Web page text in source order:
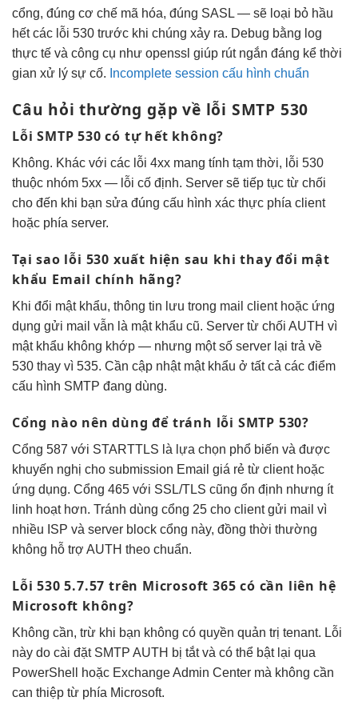
cổng, đúng cơ chế mã hóa, đúng SASL — sẽ loại bỏ hầu
hết các lỗi 530 trước khi chúng xảy ra. Debug bằng log
thực tế và công cụ như openssl giúp rút ngắn đáng kể thời
gian xử lý sự cố. Incomplete session cấu hình chuẩn
Câu hỏi thường gặp về lỗi SMTP 530
Lỗi SMTP 530 có tự hết không?
Không. Khác với các lỗi 4xx mang tính tạm thời, lỗi 530
thuộc nhóm 5xx — lỗi cố định. Server sẽ tiếp tục từ chối
cho đến khi bạn sửa đúng cấu hình xác thực phía client
hoặc phía server.
Tại sao lỗi 530 xuất hiện sau khi thay đổi mật
khẩu Email chính hãng?
Khi đổi mật khẩu, thông tin lưu trong mail client hoặc ứng
dụng gửi mail vẫn là mật khẩu cũ. Server từ chối AUTH vì
mật khẩu không khớp — nhưng một số server lại trả về
530 thay vì 535. Cần cập nhật mật khẩu ở tất cả các điểm
cấu hình SMTP đang dùng.
Cổng nào nên dùng để tránh lỗi SMTP 530?
Cổng 587 với STARTTLS là lựa chọn phổ biến và được
khuyến nghị cho submission Email giá rẻ từ client hoặc
ứng dụng. Cổng 465 với SSL/TLS cũng ổn định nhưng ít
linh hoạt hơn. Tránh dùng cổng 25 cho client gửi mail vì
nhiều ISP và server block cổng này, đồng thời thường
không hỗ trợ AUTH theo chuẩn.
Lỗi 530 5.7.57 trên Microsoft 365 có cần liên hệ
Microsoft không?
Không cần, trừ khi bạn không có quyền quản trị tenant. Lỗi
này do cài đặt SMTP AUTH bị tắt và có thể bật lại qua
PowerShell hoặc Exchange Admin Center mà không cần
can thiệp từ phía Microsoft.